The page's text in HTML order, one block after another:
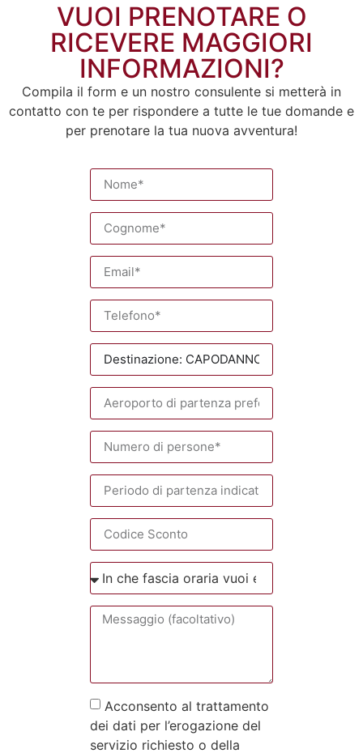
VUOI PRENOTARE O
RICEVERE MAGGIORI
INFORMAZIONI?
Compila il form e un nostro consulente si metterà in
contatto con te per rispondere a tutte le tue domande e
per prenotare la tua nuova avventura!
Acconsento al trattamento
dei dati per l’erogazione del
servizio richiesto o della